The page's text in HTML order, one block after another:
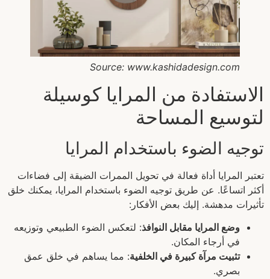
Source: www.kashidadesign.com
الاستفادة من المرايا كوسيلة
لتوسيع المساحة
توجيه الضوء باستخدام المرايا
تعتبر المرايا أداة فعالة في تحويل الممرات الضيقة إلى فضاءات
أكثر اتساعًا. عن طريق توجيه الضوء باستخدام المرايا، يمكنك خلق
تأثيرات مدهشة. إليك بعض الأفكار:
وضع المرايا مقابل النوافذ: لتعكس الضوء الطبيعي وتوزيعه
في أرجاء المكان.
تثبيت مرآة كبيرة في الخلفية: مما يساهم في خلق عمق
بصري.